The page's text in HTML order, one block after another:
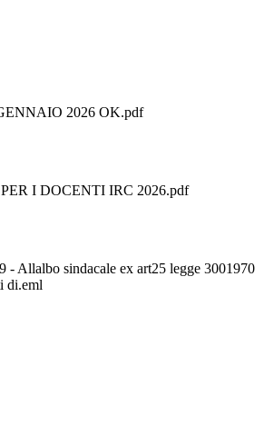
2026 OK.pdf
I DOCENTI IRC 2026.pdf
- Allalbo sindacale ex art25 legge 3001970
di.eml